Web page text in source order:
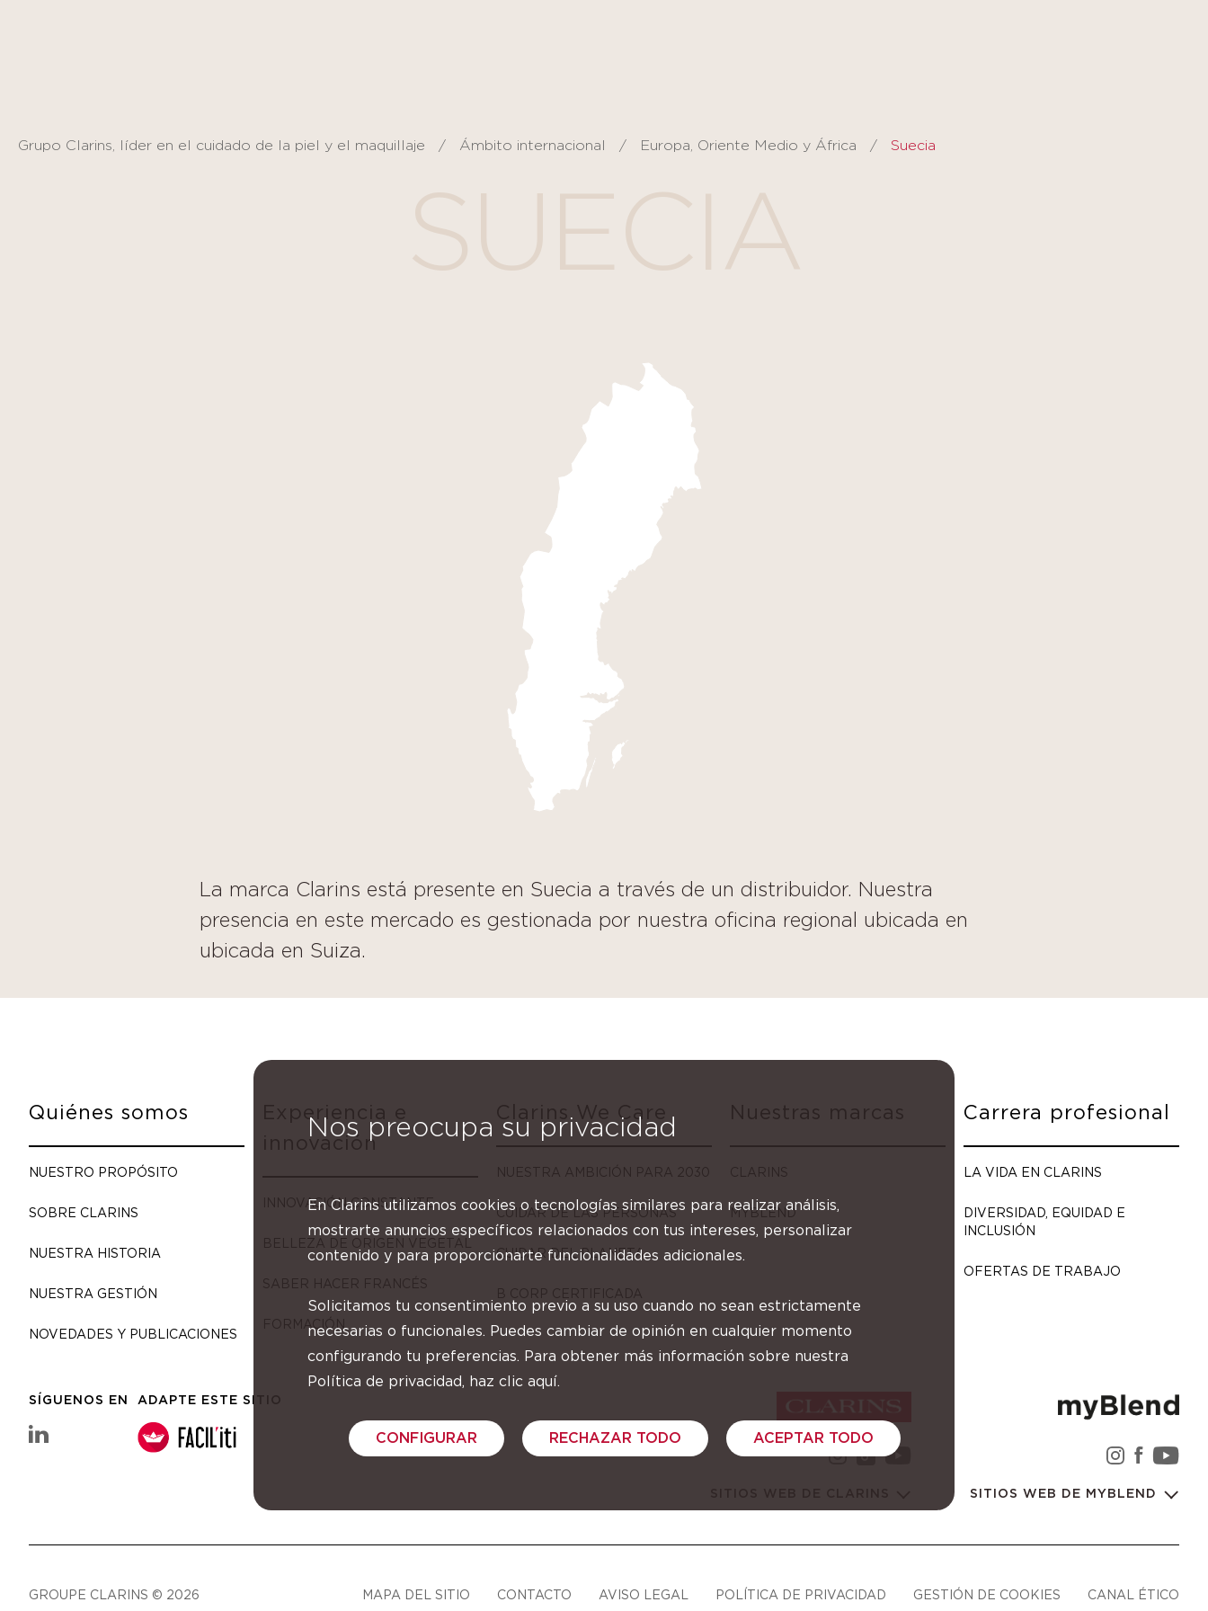
Grupo Clarins, líder en el cuidado de la piel y el maquillaje Ámbito internacional Europa, Oriente Medio y África Suecia
La marca Clarins está presente en Suecia a través de un distribuidor. Nuestra
presencia en este mercado es gestionada por nuestra oficina regional ubicada en
ubicada en Suiza.
Quiénes somos
NUESTRO PROPÓSITO
SOBRE CLARINS
NUESTRA HISTORIA
NUESTRA GESTIÓN
NOVEDADES Y PUBLICACIONES
Experiencia e
innovación
INNOVACIÓN CONSTANTE
BELLEZA DE ORIGEN VEGETAL
SABER HACER FRANCÉS
FORMACIÓN
Clarins We Care
NUESTRA AMBICIÓN PARA 2030
CUIDAR DE LAS PERSONAS
CUIDAR DEL PLANETA
B CORP CERTIFICADA
Nuestras marcas
CLARINS
MYBLEND
Carrera profesional
LA VIDA EN CLARINS
DIVERSIDAD, EQUIDAD E
INCLUSIÓN
OFERTAS DE TRABAJO
SÍGUENOS EN
linkedin Grupo Clarins
ADAPTE ESTE SITIO
instagram Grupo Clarins
youtube Grupo Clarins
SITIOS WEB DE MYBLEND
GROUPE CLARINS © 2026 MAPA DEL SITIO CONTACTO AVISO LEGAL POLÍTICA DE PRIVACIDAD GESTIÓN DE COOKIES CANAL ÉTICO
Nos preocupa su privacidad
En Clarins utilizamos cookies o tecnologías similares para realizar análisis,
mostrarte anuncios específicos relacionados con tus intereses, personalizar
contenido y para proporcionarte funcionalidades adicionales.
Solicitamos tu consentimiento previo a su uso cuando no sean estrictamente
necesarias o funcionales. Puedes cambiar de opinión en cualquier momento
configurando tu preferencias. Para obtener más información sobre nuestra
Política de privacidad, haz clic aquí.
ACEPTAR TODO
RECHAZAR TODO
CONFIGURAR